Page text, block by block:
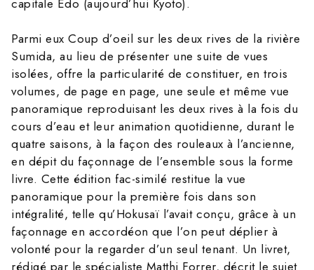
Parmi eux Coup d’oeil sur les deux rives de la rivière
Sumida, au lieu de présenter une suite de vues
isolées, offre la particularité de constituer, en trois
volumes, de page en page, une seule et même vue
panoramique reproduisant les deux rives à la fois du
cours d’eau et leur animation quotidienne, durant le
quatre saisons, à la façon des rouleaux à l’ancienne,
en dépit du façonnage de l’ensemble sous la forme
livre. Cette édition fac-similé restitue la vue
panoramique pour la première fois dans son
intégralité, telle qu’Hokusaï l’avait conçu, grâce à un
façonnage en accordéon que l’on peut déplier à
volonté pour la regarder d’un seul tenant. Un livret,
rédigé par le spécialiste Matthi Forrer, décrit le sujet